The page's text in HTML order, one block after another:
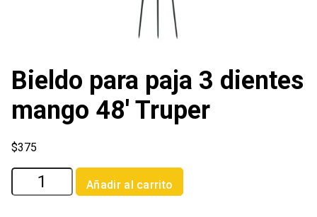
Bieldo para paja 3 dientes
mango 48′ Truper
$375
Bieldo
para
Añadir al carrito